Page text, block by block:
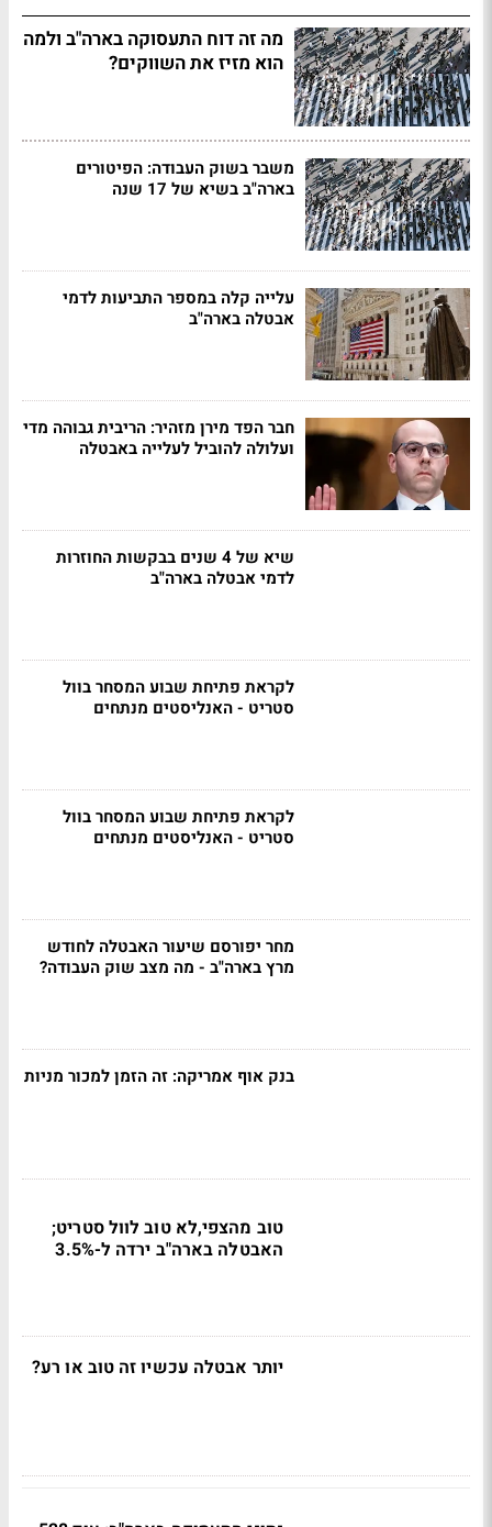
מה זה דוח התעסוקה בארה"ב ולמה
הוא מזיז את השווקים?
משבר בשוק העבודה: הפיטורים
בארה"ב בשיא של 17 שנה
עלייה קלה במספר התביעות לדמי
אבטלה בארה"ב
חבר הפד מירן מזהיר: הריבית גבוהה מדי
ועלולה להוביל לעלייה באבטלה
שיא של 4 שנים בבקשות החוזרות
לדמי אבטלה בארה"ב
לקראת פתיחת שבוע המסחר בוול
סטריט - האנליסטים מנתחים
לקראת פתיחת שבוע המסחר בוול
סטריט - האנליסטים מנתחים
מחר יפורסם שיעור האבטלה לחודש
מרץ בארה"ב - מה מצב שוק העבודה?
בנק אוף אמריקה: זה הזמן למכור מניות
טוב מהצפי,לא טוב לוול סטריט;
האבטלה בארה"ב ירדה ל-3.5%
יותר אבטלה עכשיו זה טוב או רע?